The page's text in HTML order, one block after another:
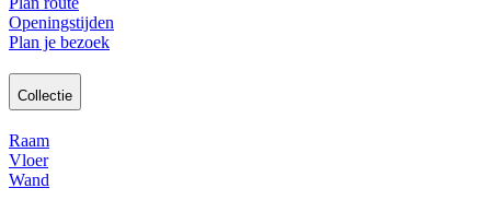
Openingstijden
Plan je bezoek
Collectie
Raam
Vloer
Wand